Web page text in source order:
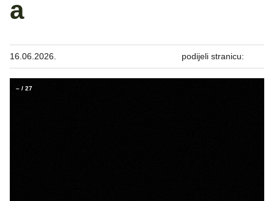
a
16.06.2026. podijeli stranicu:
– / 27